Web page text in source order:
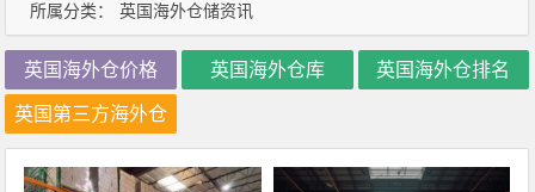
所属分类： 英国海外仓储资讯
英国海外仓价格 英国海外仓库 英国海外仓排名
英国第三方海外仓